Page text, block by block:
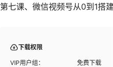
第七课、微信视频号从0到1搭
下载权限
VIP用户组：
免费下载